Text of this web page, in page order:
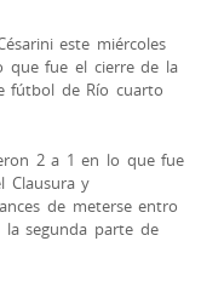
este miércoles
que fue el cierre de la
fútbol de Río cuarto
2 a 1 en lo que fue
Clausura y
de meterse entro
segunda parte de